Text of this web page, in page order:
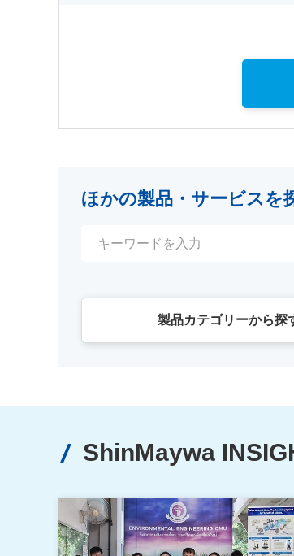
ほかの製品・サービスを
製品カテゴリーから探
ShinMaywa